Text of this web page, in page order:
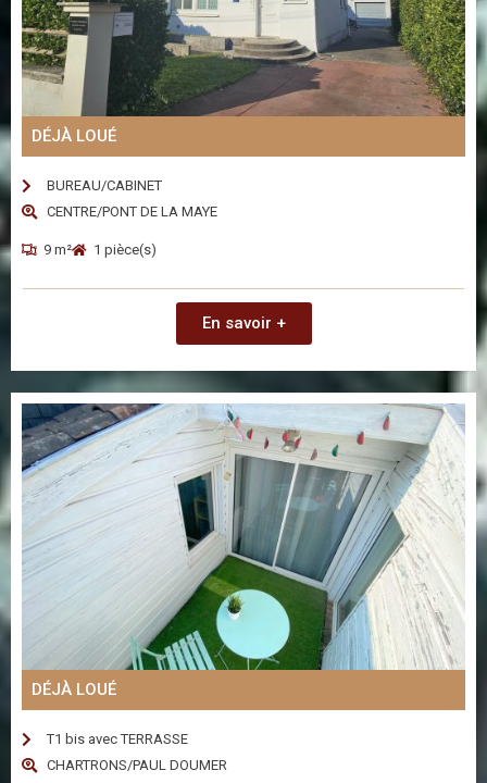
DÉJÀ LOUÉ
BUREAU/CABINET
CENTRE/PONT DE LA MAYE
9 m² 1 pièce(s)
En savoir +
DÉJÀ LOUÉ
T1 bis avec TERRASSE
CHARTRONS/PAUL DOUMER